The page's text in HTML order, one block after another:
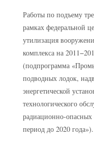
Работы по подъему
рамках федеральной
утилизация
комплекса на
(подпрограмма
подводных лодок,
энергетической
технологического
радиационно-
период до 2020 года»).